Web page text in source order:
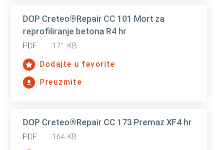
DOP Creteo®Repair CC 101 Mort za
reprofiliranje betona R4 hr
PDF
171 KB
Dodajte u favorite
Preuzmite
DOP Creteo®Repair CC 173 Premaz XF4 hr
PDF
164 KB